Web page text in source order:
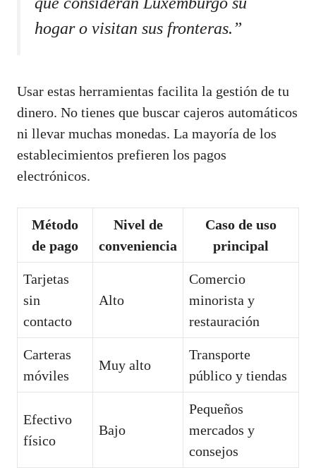
hogar o visitan sus fronteras.”
Usar estas herramientas facilita la gestión de tu
dinero. No tienes que buscar cajeros automáticos
ni llevar muchas monedas. La mayoría de los
establecimientos prefieren los pagos
electrónicos.
Método
de pago
Nivel de
conveniencia
Caso de uso
principal
Tarjetas
sin
contacto
Alto
Comercio
minorista y
restauración
Carteras
móviles
Muy alto
Transporte
público y tiendas
Efectivo
físico
Bajo
Pequeños
mercados y
consejos